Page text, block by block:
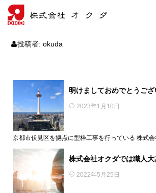
投稿者: okuda
明けましておめでとうござ
2023年1月10日
京都市伏見区を拠点に型枠工事を行っている 株式
株式会社オクダでは職人大
2022年5月25日